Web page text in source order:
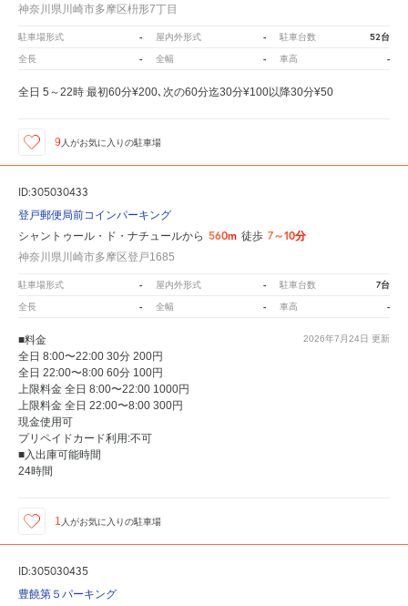
神奈川県川崎市多摩区枡形7丁目
駐車場形式 - 屋内外形式 - 駐車台数 52台
全長 - 全幅 - 車高 -
全日 5～22時 最初60分¥200､次の60分迄30分¥100以降30分¥50
9 人がお気に入りの駐車場
ID:305030433
登戸郵便局前コインパーキング
シャントゥール・ド・ナチュールから 560m 徒歩 7～10分
神奈川県川崎市多摩区登戸1685
駐車場形式 - 屋内外形式 - 駐車台数 7台
全長 - 全幅 - 車高 -
2026年7月24日 更新
■料金
全日 8:00〜22:00 30分 200円
全日 22:00〜8:00 60分 100円
上限料金 全日 8:00〜22:00 1000円
上限料金 全日 22:00〜8:00 300円
現金使用可
プリペイドカード利用:不可
■入出庫可能時間
24時間
1 人がお気に入りの駐車場
ID:305030435
豊饒第５パーキング